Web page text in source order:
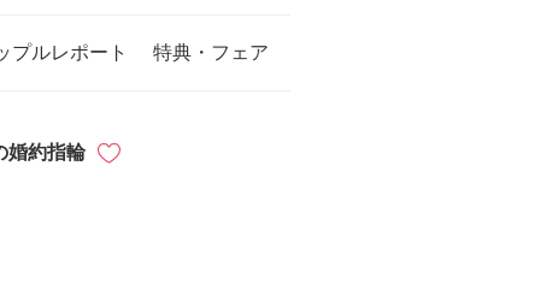
プルレポート 特典・フェア
婚約指輪